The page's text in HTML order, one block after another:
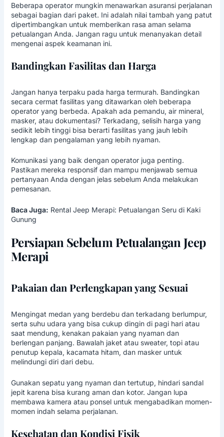
Beberapa operator mungkin menawarkan asuransi perjalanan
sebagai bagian dari paket. Ini adalah nilai tambah yang patut
dipertimbangkan untuk memberikan rasa aman selama
petualangan Anda. Jangan ragu untuk menanyakan detail
mengenai aspek keamanan ini.
Bandingkan Fasilitas dan Harga
Jangan hanya terpaku pada harga termurah. Bandingkan
secara cermat fasilitas yang ditawarkan oleh beberapa
operator yang berbeda. Apakah ada pemandu, air mineral,
masker, atau dokumentasi? Terkadang, selisih harga yang
sedikit lebih tinggi bisa berarti fasilitas yang jauh lebih
lengkap dan pengalaman yang lebih nyaman.
Komunikasi yang baik dengan operator juga penting.
Pastikan mereka responsif dan mampu menjawab semua
pertanyaan Anda dengan jelas sebelum Anda melakukan
pemesanan.
Baca Juga: Rental Jeep Merapi: Petualangan Seru di Kaki
Gunung
Persiapan Sebelum Petualangan Jeep
Merapi
Pakaian dan Perlengkapan yang Sesuai
Mengingat medan yang berdebu dan terkadang berlumpur,
serta suhu udara yang bisa cukup dingin di pagi hari atau
saat mendung, kenakan pakaian yang nyaman dan
berlengan panjang. Bawalah jaket atau sweater, topi atau
penutup kepala, kacamata hitam, dan masker untuk
melindungi diri dari debu.
Gunakan sepatu yang nyaman dan tertutup, hindari sandal
jepit karena bisa kurang aman dan kotor. Jangan lupa
membawa kamera atau ponsel untuk mengabadikan momen-
momen indah selama perjalanan.
Kesehatan dan Kondisi Fisik